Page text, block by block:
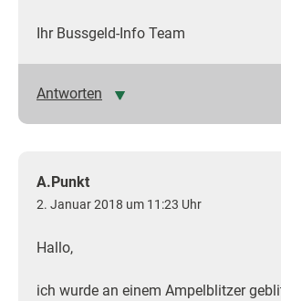
Ihr Bussgeld-Info Team
Antworten
A.Punkt
2. Januar 2018 um 11:23 Uhr
Hallo,
ich wurde an einem Ampelblitzer